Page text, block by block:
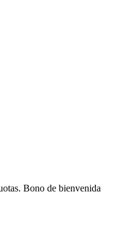
Bono de bienvenida